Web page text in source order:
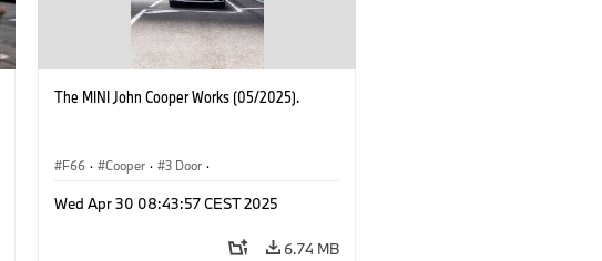
The MINI John Cooper Works (05/2025).
F66 · Cooper · 3 Door ·
Wed Apr 30 08:43:57 CEST 2025
6.74 MB